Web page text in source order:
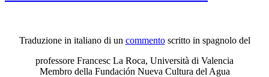
Traduzione in italiano di un commentoscritto in spagnolo del
professore Francesc La Roca, Università di Valencia
Membro della Fundación Nueva Cultura del Agua